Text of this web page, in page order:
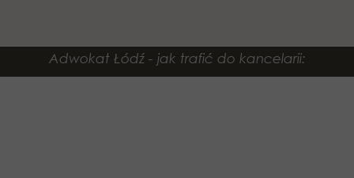
Adwokat Łódź - jak trafić do kancelarii: